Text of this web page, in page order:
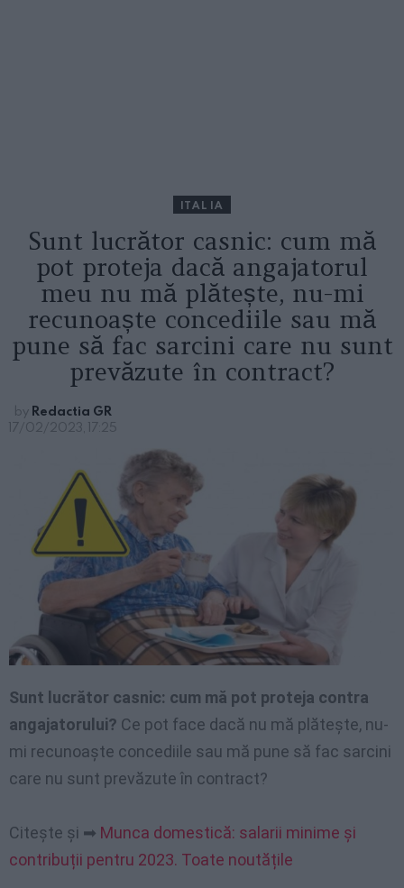
ITALIA
Sunt lucrător casnic: cum mă
pot proteja dacă angajatorul
meu nu mă plătește, nu-mi
recunoaște concediile sau mă
pune să fac sarcini care nu sunt
prevăzute în contract?
by Redactia GR
17/02/2023, 17:25
Sunt lucrător casnic: cum mă pot proteja contra
angajatorului? Ce pot face dacă nu mă plătește, nu-
mi recunoaște concediile sau mă pune să fac sarcini
care nu sunt prevăzute în contract?
Citește și ➡ Munca domestică: salarii minime și
contribuții pentru 2023. Toate noutățile